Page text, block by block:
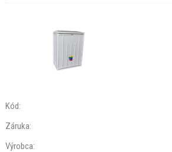
Kód:
Záruka:
Výrobca: